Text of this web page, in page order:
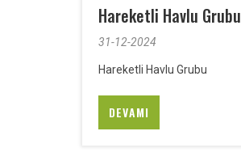
Hareketli Havlu Grubu
31-12-2024
Hareketli Havlu Grubu
DEVAMI